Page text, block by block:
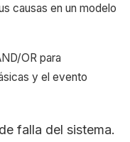
causas en un modelo
OR para
y el evento
falla del sistema.